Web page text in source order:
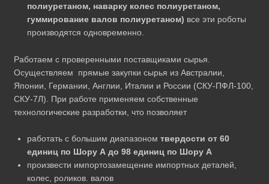
полиуретаном, наварку колес полиуретаном,
гуммирование валов полиуретаном) все эти роботы
производятся одновременно.
Работаем с проверенными поставщиками сырья.
Осуществляем прямые закупки сырья из Австралии,
Японии, Германии, Англии, Италии и России (СКУ-ПФЛ-100,
СКУ-7Л). При работе применяем собственные
технологические разработки, что позволяет
работать с большим диапазоном твердости от 60
единиц по Шору А до 98 единиц по Шору А
произвести импортозамещение импортных деталей,
колес, роликов. валов